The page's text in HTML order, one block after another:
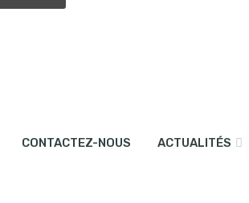
CONTACTEZ-NOUS ACTUALITÉS